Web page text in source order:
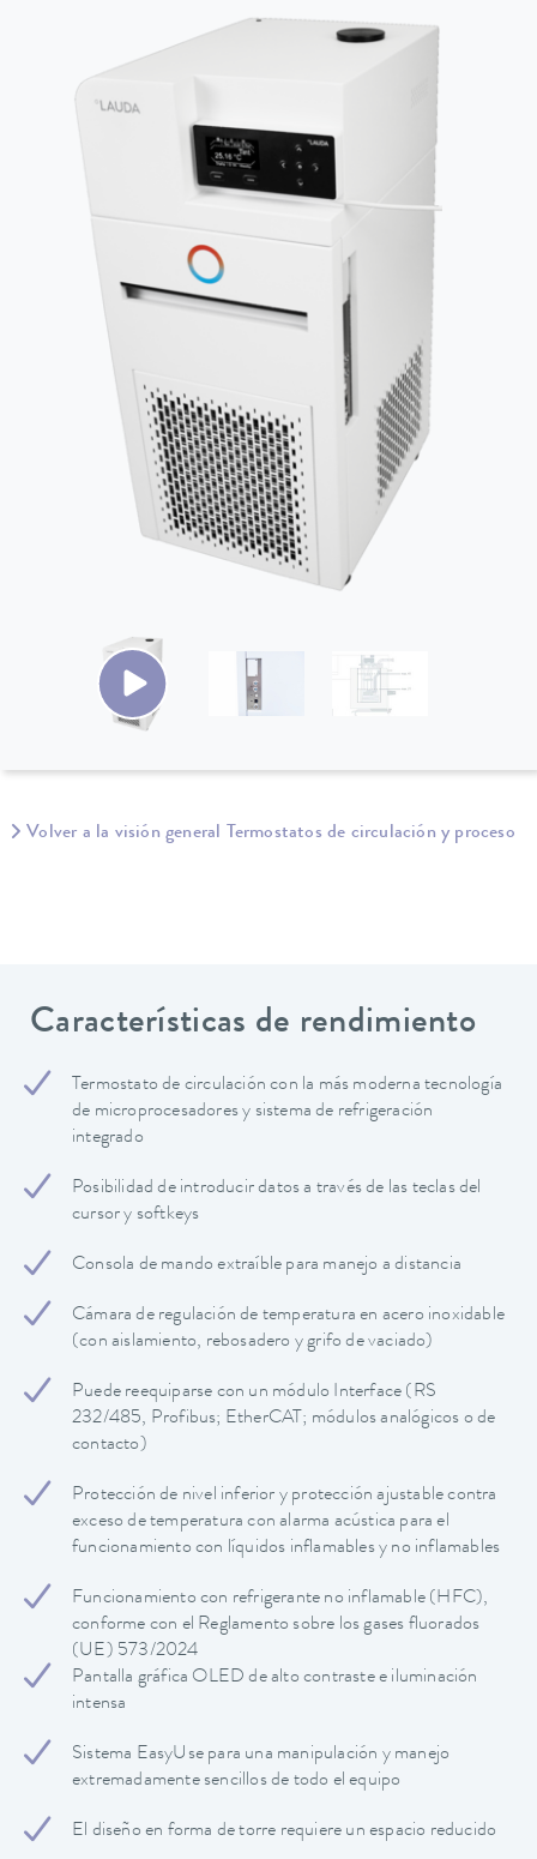
Volver a la visión general Termostatos de circulación y proceso
Características de rendimiento
Termostato de circulación con la más moderna tecnología
de microprocesadores y sistema de refrigeración
integrado
Posibilidad de introducir datos a través de las teclas del
cursor y softkeys
Consola de mando extraíble para manejo a distancia
Cámara de regulación de temperatura en acero inoxidable
(con aislamiento, rebosadero y grifo de vaciado)
Puede reequiparse con un módulo Interface (RS
232/485, Profibus; EtherCAT; módulos analógicos o de
contacto)
Protección de nivel inferior y protección ajustable contra
exceso de temperatura con alarma acústica para el
funcionamiento con líquidos inflamables y no inflamables
Funcionamiento con refrigerante no inflamable (HFC),
conforme con el Reglamento sobre los gases fluorados
(UE) 573/2024
Pantalla gráfica OLED de alto contraste e iluminación
intensa
Sistema EasyUse para una manipulación y manejo
extremadamente sencillos de todo el equipo
El diseño en forma de torre requiere un espacio reducido